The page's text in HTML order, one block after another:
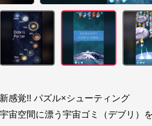
新感覚!! パズル×シューティング
宇宙空間に漂う宇宙ゴミ（デブリ）